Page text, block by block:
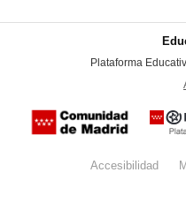
Plataforma
Accesibilidad